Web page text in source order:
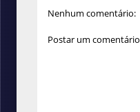
Nenhum comentário:
Postar um comentário